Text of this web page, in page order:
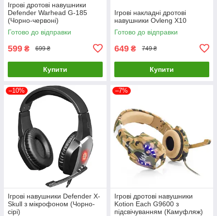
Ігрові дротові навушники
Defender Warhead G-185
(Чорно-червоні)
Готово до відправки
599 ₴ 699 ₴
Купити
Ігрові накладні дротові
навушники Ovleng X10
Готово до відправки
649 ₴ 749 ₴
Купити
–10%
Ігрові навушники Defender X-
Skull з мікрофоном (Чорно-
сірі)
–7%
Ігрові дротові навушники
Kotion Each G9600 з
підсвічуванням (Камуфляж)